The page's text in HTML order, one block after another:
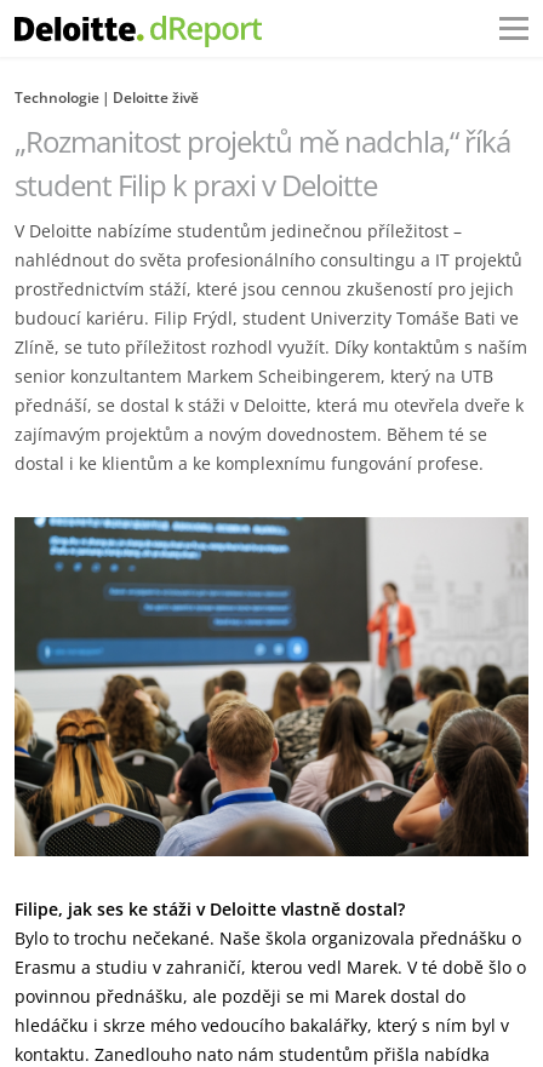
Technologie Deloitte živě
„Rozmanitost projektů mě nadchla,“ říká
student Filip k praxi v Deloitte
V Deloitte nabízíme studentům jedinečnou příležitost –
nahlédnout do světa profesionálního consultingu a IT projektů
prostřednictvím stáží, které jsou cennou zkušeností pro jejich
budoucí kariéru. Filip Frýdl, student Univerzity Tomáše Bati ve
Zlíně, se tuto příležitost rozhodl využít. Díky kontaktům s naším
senior konzultantem Markem Scheibingerem, který na UTB
přednáší, se dostal k stáži v Deloitte, která mu otevřela dveře k
zajímavým projektům a novým dovednostem. Během té se
dostal i ke klientům a ke komplexnímu fungování profese.
Filipe, jak ses ke stáži v Deloitte vlastně dostal?
Bylo to trochu nečekané. Naše škola organizovala přednášku o
Erasmu a studiu v zahraničí, kterou vedl Marek. V té době šlo o
povinnou přednášku, ale později se mi Marek dostal do
hledáčku i skrze mého vedoucího bakalářky, který s ním byl v
kontaktu. Zanedlouho nato nám studentům přišla nabídka